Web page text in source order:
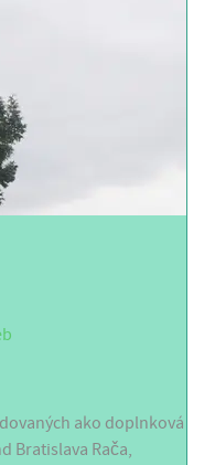
ako doplnková
Bratislava Rača,